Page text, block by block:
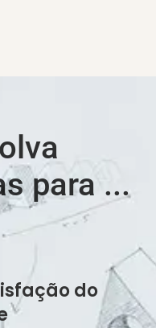
para ...
do